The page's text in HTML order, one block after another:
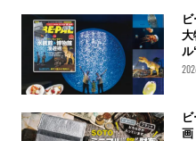
大
ル
画